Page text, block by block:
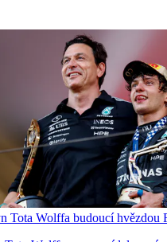
Tota Wolffa budoucí hvězdou